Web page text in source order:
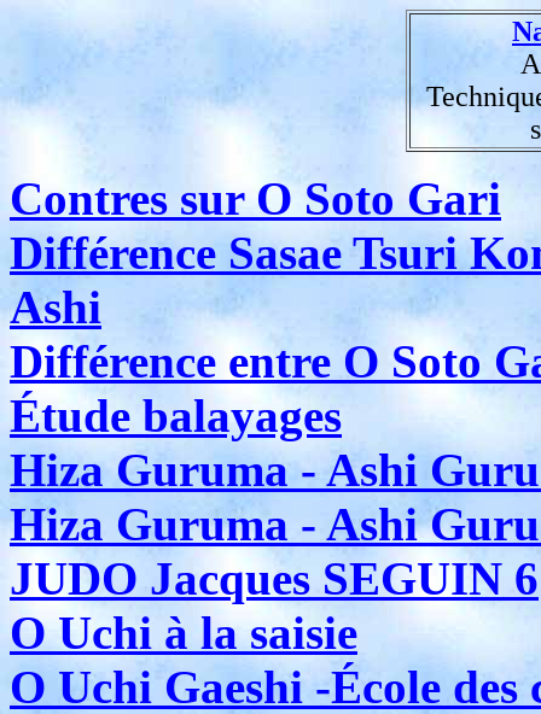
Contres sur O Soto Gari
Différence Sasae Tsuri
Ashi
Différence entre O Soto
Étude balayages
Hiza Guruma - Ashi
Hiza Guruma - Ashi
JUDO Jacques SEGUIN 6
O Uchi à la saisie
O Uchi Gaeshi -École des